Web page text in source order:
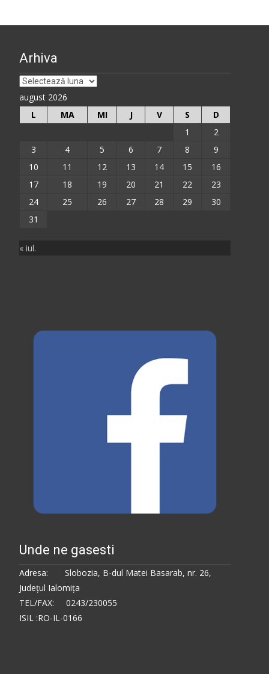
Arhiva
Arhiva
august 2026
L
MA MI J V S
D
1
2
3
4 5 6 7 8
9
10
11 12 13 14 15
16
17
18 19 20 21 22
23
24
25 26 27 28 29
30
31
« iul.
Unde ne gasesti
Adresa: Slobozia, B-dul Matei Basarab, nr. 26,
Judeţul Ialomiţa
TEL/FAX: 0243/230055
ISIL :RO-IL-0166